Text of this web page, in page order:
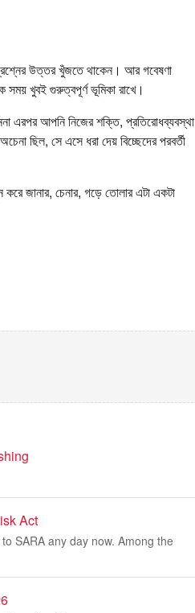
উত্তর খুঁজতে থাকেন। আর গবেষণা
সময় খুবই গুরুত্বপূর্ণ ভূমিকা রাখে।
এরপর আপনি নিজের শক্তি, প্রতিরোধব্যবস্থা
ছিল, সে এসে ধরা দেয় বিচ্ছেদের পরবর্তী
জানার, চেনার, গড়ে তোলার এটা একটা
Act
SARA any day now. Among the